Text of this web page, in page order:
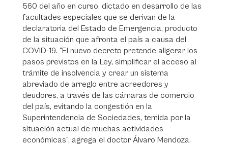
560 del año en curso, dictado en desarrollo de las
facultades especiales que se derivan de la
declaratoria del Estado de Emergencia, producto
de la situación que afronta el país a causa del
COVID-19. “El nuevo decreto pretende aligerar los
pasos previstos en la Ley, simplificar el acceso al
trámite de insolvencia y crear un sistema
abreviado de arreglo entre acreedores y
deudores, a través de las cámaras de comercio
del país, evitando la congestión en la
Superintendencia de Sociedades, temida por la
situación actual de muchas actividades
económicas”, agrega el doctor Álvaro Mendoza.